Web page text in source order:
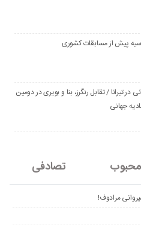
پیش از مسابقات کشوری
در تیرانا / تقابل رنگرز، بنا و بویری در دومین
جهانی
محبوب تصادفی
مرادوف!